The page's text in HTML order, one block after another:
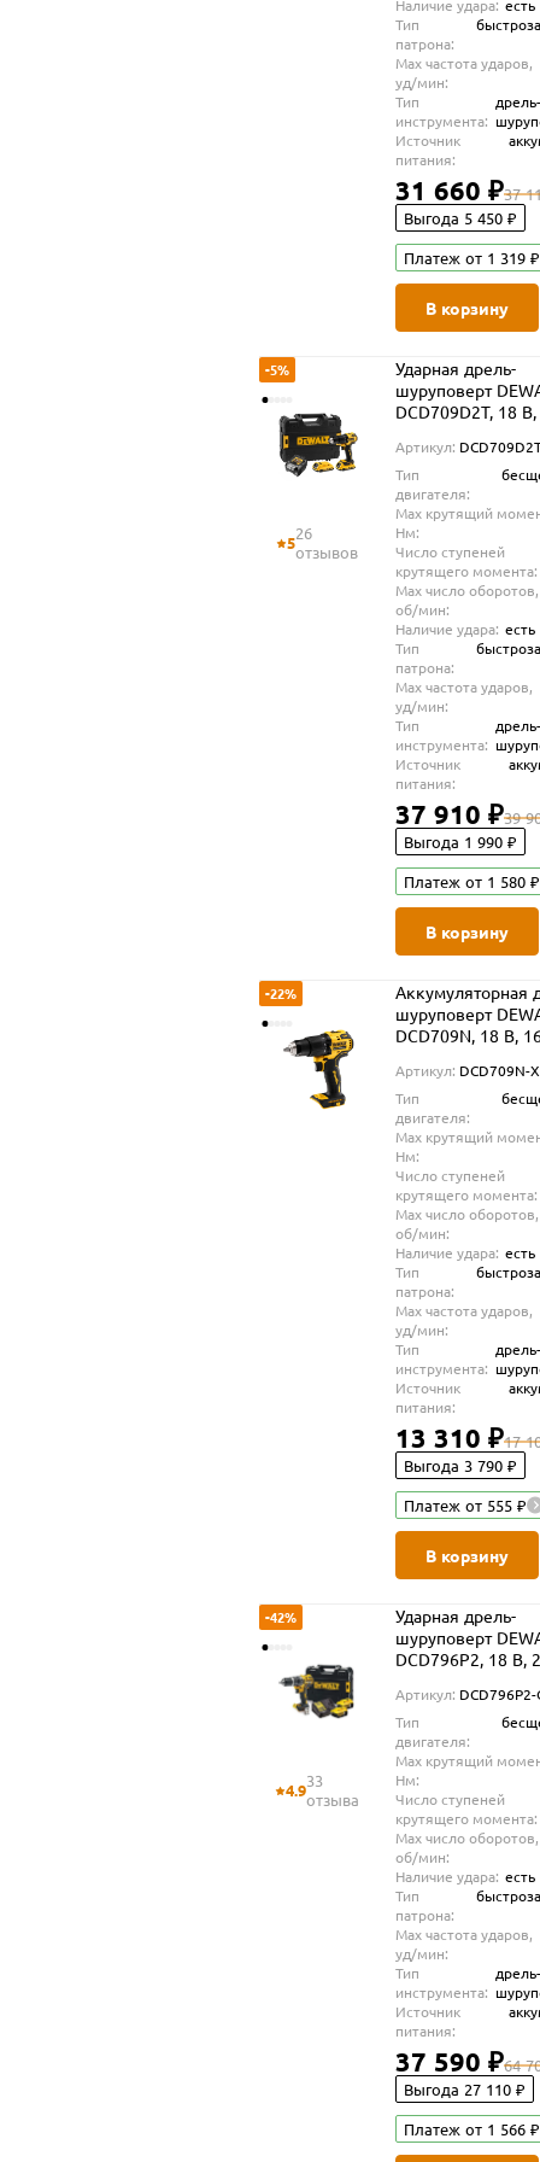
Наличие удара: есть
Тип
патрона:
Max частота ударов,
уд/мин:
Тип
инструмента:
дрель-
Источник
питания:
31 660 ₽37
Выгода 5 450 ₽
Платеж от 1 319 ₽
В корзину
-5%
526
отзывов
Ударная дрель-
шуруповерт
DCD709D2T, 18
2 АКБ 2 Ач и ЗУ, в
TSTAK
Артикул:
Тип
двигателя:
Max крутящий
Нм:
Число ступеней
крутящего момента:
Max число оборотов,
об/мин:
Наличие удара: есть
Тип
патрона:
Max частота ударов,
уд/мин:
Тип
инструмента:
дрель-
Источник
питания:
37 910 ₽39
Выгода 1 990 ₽
Платеж от 1 580 ₽
В корзину
-22%
Аккумуляторная
шуруповерт
DCD709N, 18 В,
АКБ и ЗУ
Артикул: DCD709N-
Тип
двигателя:
Max крутящий
Нм:
Число ступеней
крутящего момента:
Max число оборотов,
об/мин:
Наличие удара: есть
Тип
патрона:
Max частота ударов,
уд/мин:
Тип
инструмента:
дрель-
Источник
питания:
13 310 ₽17
Выгода 3 790 ₽
Платеж от 555 ₽
В корзину
-42%
4.933
отзыва
Ударная дрель-
шуруповерт
DCD796P2, 18 В,
2 АКБ 5 Ач и ЗУ, в
(DCD796P2-QW)
Артикул: DCD796P2-
Тип
двигателя:
Max крутящий
Нм:
Число ступеней
крутящего момента:
Max число оборотов,
об/мин:
Наличие удара: есть
Тип
патрона:
Max частота ударов,
уд/мин:
Тип
инструмента:
дрель-
Источник
питания:
37 590 ₽64
Выгода 27 110 ₽
Платеж от 1 566 ₽